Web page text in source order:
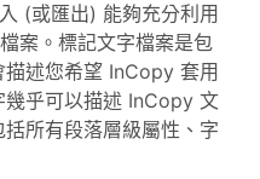
(或匯出) 能夠充分利用
案。標記文字檔案是包
述您希望 InCopy 套用
幾乎可以描述 InCopy 文
所有段落層級屬性、字